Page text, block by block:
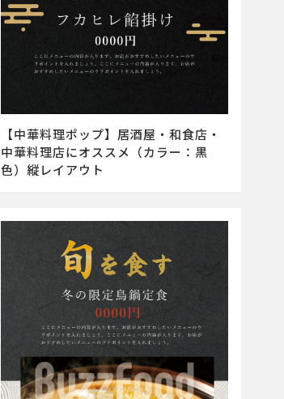
【中華料理ポップ】居酒屋・和食店・
中華料理店にオススメ（カラー：黒
色）縦レイアウト